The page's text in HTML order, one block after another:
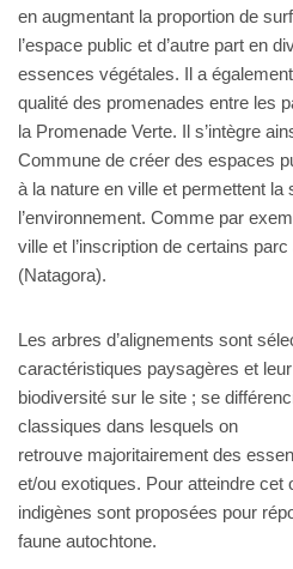
en augmentant la proportion de
l’espace public et d’autre part en
essences végétales. Il a
qualité des promenades entre les
la Promenade Verte. Il s’intègre
Commune de créer des espaces
à la nature en ville et permettent la
l’environnement. Comme par
ville et l’inscription de certains
(Natagora).
Les arbres d’alignements sont
caractéristiques paysagères et
biodiversité sur le site ; se
classiques dans lesquels on
retrouve majoritairement des
et/ou exotiques. Pour atteindre cet
indigènes sont proposées pour
faune autochtone.